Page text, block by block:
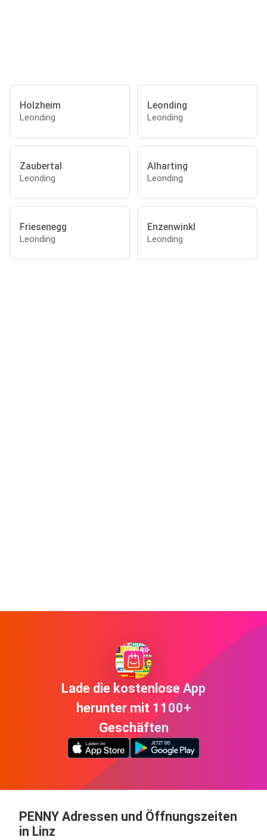
Holzheim
Leonding
Leonding
Leonding
Zaubertal
Leonding
Alharting
Leonding
Friesenegg
Leonding
Enzenwinkl
Leonding
Lade die kostenlose App
herunter mit 1100+
Geschäften
PENNY Adressen und Öffnungszeiten
in Linz